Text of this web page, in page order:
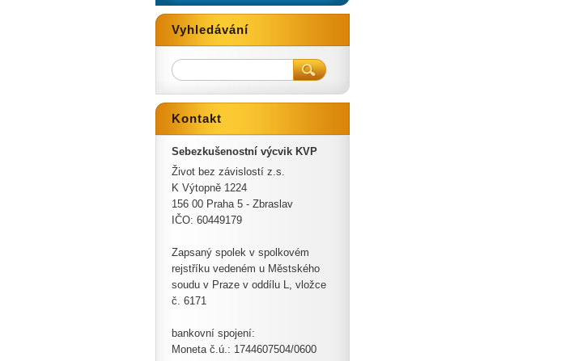
Vyhledávání
Kontakt
Sebezkušenostní výcvik KVP
Život bez závislostí z.s.
K Výtopně 1224
156 00 Praha 5 - Zbraslav
IČO: 60449179
Zapsaný spolek v spolkovém
rejstříku vedeném u Městského
soudu v Praze v oddílu L, vložce
č. 6171
bankovní spojení:
Moneta č.ú.: 1744607504/0600